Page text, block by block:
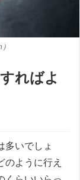
ればよ
多いでしょ
のように行え